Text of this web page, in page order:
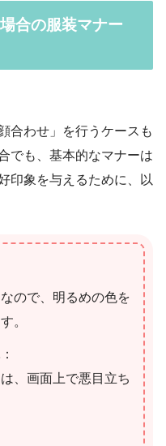
合の服装マナー
合わせ」を行うケースも
でも、基本的なマナーは
印象を与えるために、以
ので、明るめの色を
。
：
、画面上で悪目立ち